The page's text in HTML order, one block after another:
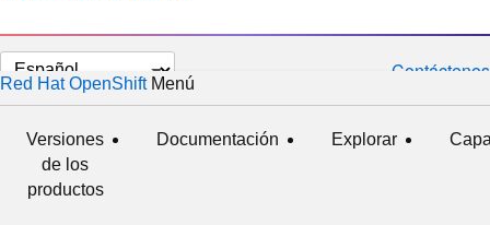
Cambiar
el
idioma
Contáctenos
Red Hat OpenShift Menú
Versiones
de los
productos
Documentación Explorar